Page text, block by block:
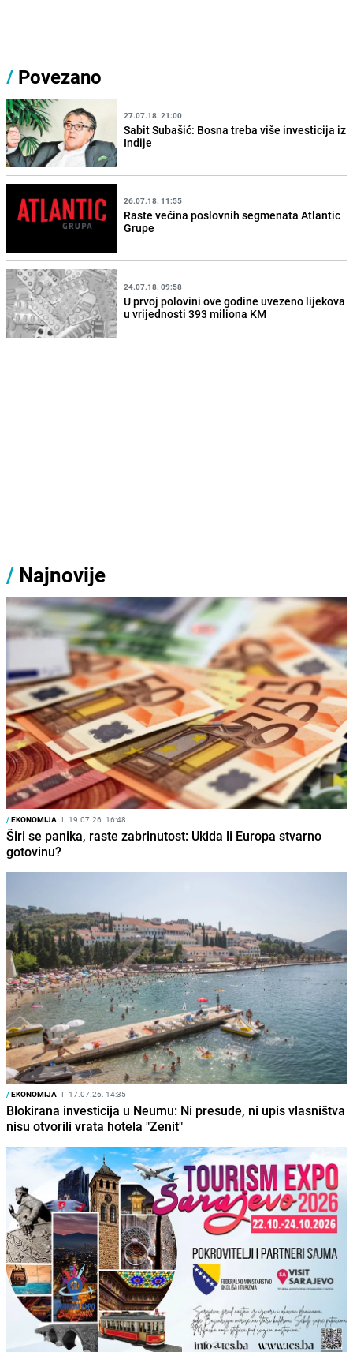
/ Povezano
27.07.18. 21:00
Sabit Subašić: Bosna treba više investicija iz
Indije
26.07.18. 11:55
Raste većina poslovnih segmenata Atlantic
Grupe
24.07.18. 09:58
U prvoj polovini ove godine uvezeno lijekova
u vrijednosti 393 miliona KM
/ Najnovije
/EKONOMIJA I 19.07.26. 16:48
Širi se panika, raste zabrinutost: Ukida li Europa stvarno
gotovinu?
/EKONOMIJA I 17.07.26. 14:35
Blokirana investicija u Neumu: Ni presude, ni upis vlasništva
nisu otvorili vrata hotela "Zenit"